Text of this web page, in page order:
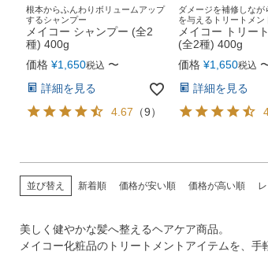
根本からふんわりボリュームアップ
するシャンプー
メイコー シャンプー (全2
種) 400g
価格 ¥1,650税込 〜
詳細を見る
4.67 （9）
ダメージを補修しなが
を与えるトリートメン
メイコー トリー
(全2種) 400g
価格 ¥1,650税込
詳細を見る
並び替え 新着順 価格が安い順 価格が高い順
美しく健やかな髪へ整えるヘアケア商品。
メイコー化粧品のトリートメントアイテムを、手